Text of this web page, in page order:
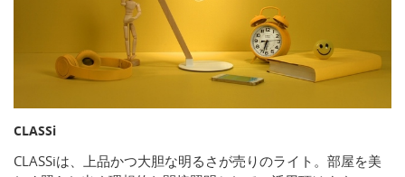
CLASSi
CLASSiは、上品かつ大胆な明るさが売りのライト。部屋を美